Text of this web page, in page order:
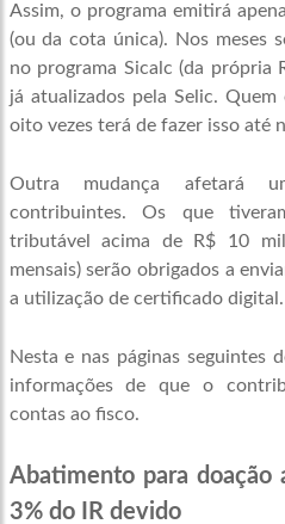
Assim, o programa emitirá
(ou da cota única). Nos meses
no programa Sicalc (da própria
já atualizados pela Selic.
oito vezes terá de fazer isso até
Outra mudança afetará
contribuintes. Os que
tributável acima de R$ 10
mensais) serão obrigados a
a utilização de certificado digital.
Nesta e nas páginas seguintes
informações de que o
contas ao fisco.
Abatimento para
3% do IR devido